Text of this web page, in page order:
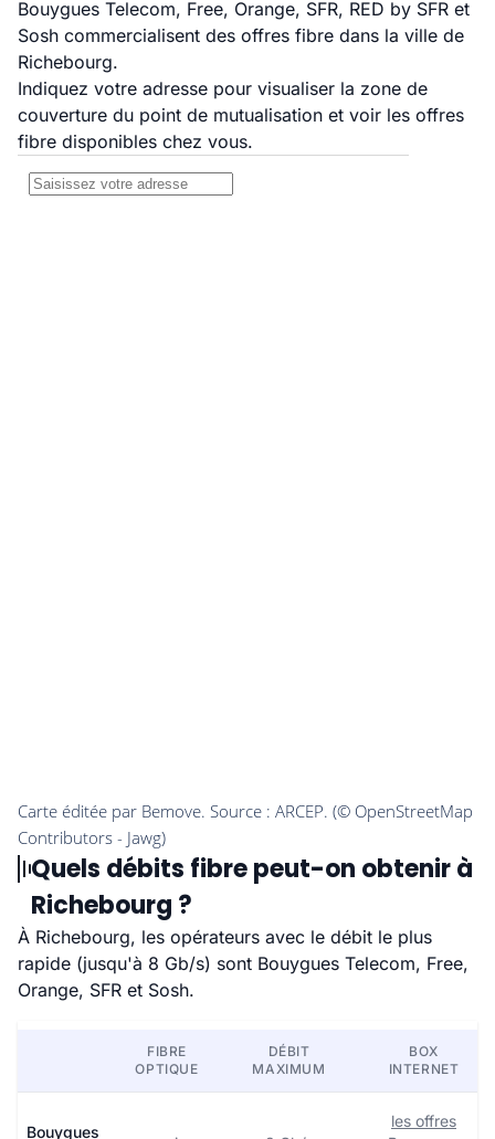
Bouygues Telecom, Free, Orange, SFR, RED by SFR et
Sosh commercialisent des offres fibre dans la ville de
Richebourg.
Indiquez votre adresse pour visualiser la zone de
couverture du point de mutualisation et voir les offres
fibre disponibles chez vous.
Quels débits fibre peut-on obtenir à
Richebourg ?
À Richebourg, les opérateurs avec le débit le plus
rapide (jusqu'à 8 Gb/s) sont Bouygues Telecom, Free,
Orange, SFR et Sosh.
FIBRE
OPTIQUE
DÉBIT
MAXIMUM
BOX
INTERNET
Bouygues
les offres